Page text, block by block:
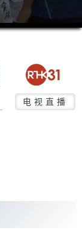
电视直播